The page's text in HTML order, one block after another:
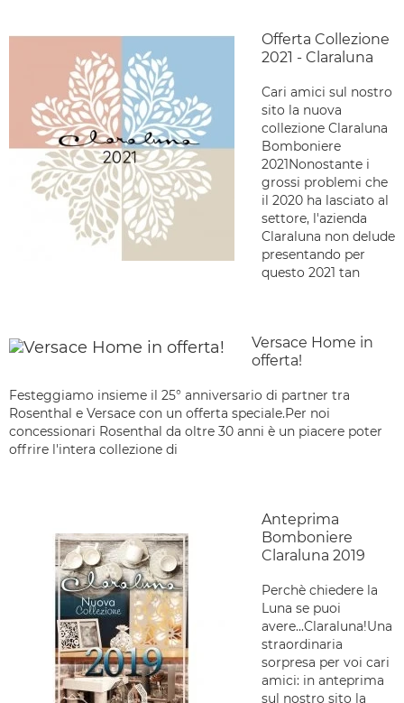
Offerta Collezione
2021 - Claraluna
Cari amici sul nostro
sito la nuova
collezione Claraluna
Bomboniere
2021Nonostante i
grossi problemi che
il 2020 ha lasciato al
settore, l'azienda
Claraluna non delude
presentando per
questo 2021 tan
Versace Home in
offerta!
Festeggiamo insieme il 25° anniversario di partner tra
Rosenthal e Versace con un offerta speciale.Per noi
concessionari Rosenthal da oltre 30 anni è un piacere poter
offrire l'intera collezione di
Anteprima
Bomboniere
Claraluna 2019
Perchè chiedere la
Luna se puoi
avere...Claraluna!Una
straordinaria
sorpresa per voi cari
amici: in anteprima
sul nostro sito la